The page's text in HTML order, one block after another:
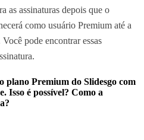
as assinaturas depois que o
como usuário Premium até a
pode encontrar essas
plano Premium do Slidesgo com
Isso é possível? Como a